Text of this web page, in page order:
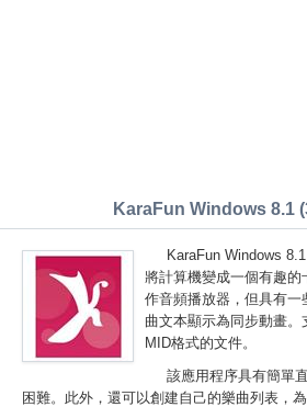
KaraFun Windows 8.1
KaraFun Windows
將計算機變成一個有趣的
作音頻播放器，但具有
曲文本顯示為同步動畫。
MID格式的文件。
該應用程序具有簡單
困難。此外，還可以創建自己的樂曲列表，